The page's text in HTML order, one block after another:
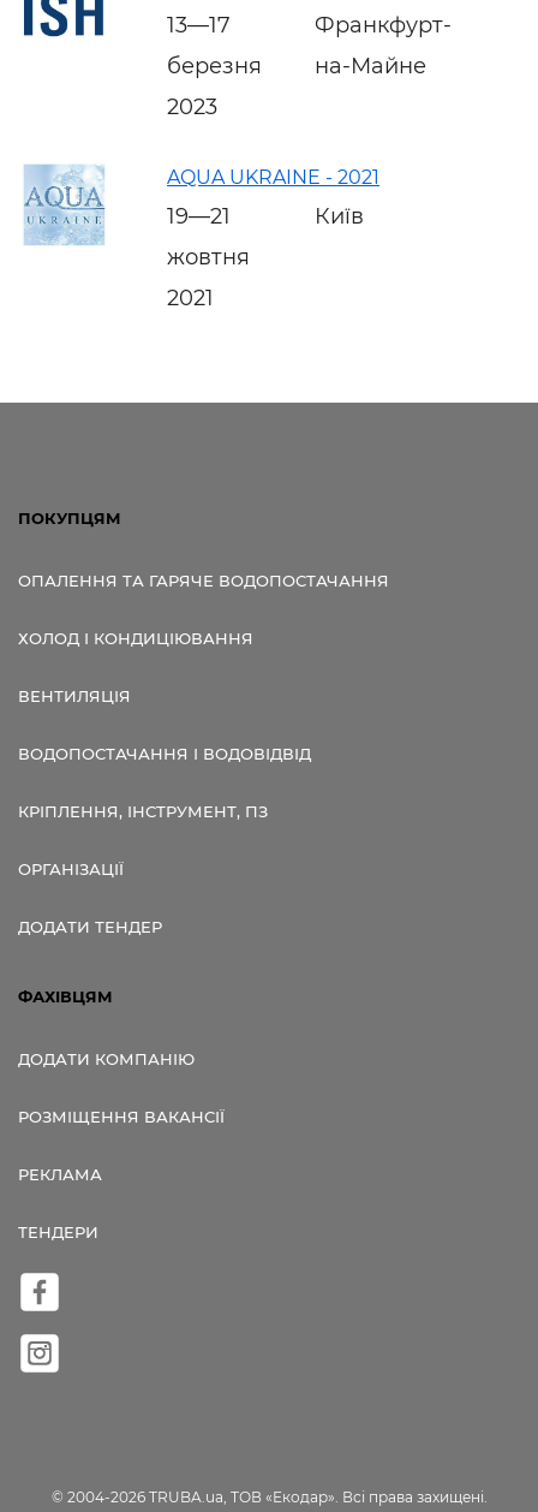
13—17
березня
2023
Франкфурт-
на-Майне
AQUA UKRAINE - 2021
19—21
жовтня
2021
Київ
ПОКУПЦЯМ
ОПАЛЕННЯ ТА ГАРЯЧЕ ВОДОПОСТАЧАННЯ
ХОЛОД І КОНДИЦІЮВАННЯ
ВЕНТИЛЯЦІЯ
ВОДОПОСТАЧАННЯ І ВОДОВІДВІД
КРІПЛЕННЯ, ІНСТРУМЕНТ, ПЗ
ОРГАНІЗАЦІЇ
ДОДАТИ ТЕНДЕР
ФАХІВЦЯМ
ДОДАТИ КОМПАНІЮ
РОЗМІЩЕННЯ ВАКАНСІЇ
РЕКЛАМА
ТЕНДЕРИ
© 2004-2026 TRUBA.ua, ТОВ «Екодар». Всі права захищені.